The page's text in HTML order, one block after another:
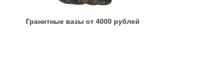
Гранитные вазы от 4000 рублей